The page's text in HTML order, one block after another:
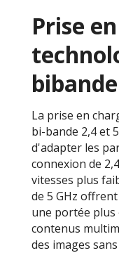
Prise
bibande
La prise en
bi-bande 2,4 et
d'adapter les
connexion de
vitesses plus
de 5 GHz
une portée plus
contenus
des images